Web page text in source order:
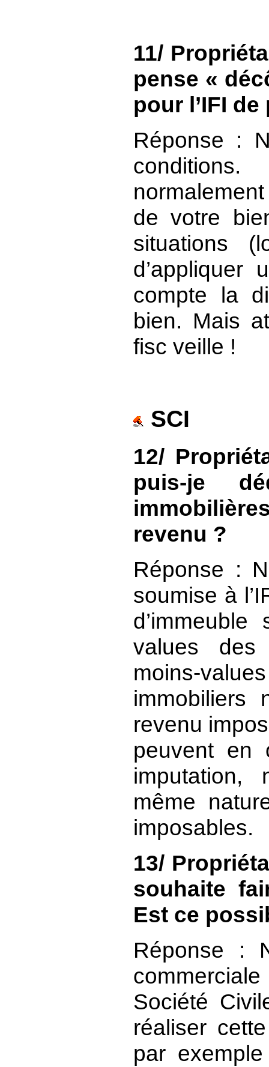
11/
pense «
pour l’IFI
Réponse :
de votre
situations
d’appliquer
compte la
bien. Mais
fisc veille !
SCI
12/
puis-je
revenu ?
Réponse :
soumise à
values
moins-
immobiliers
revenu
peuvent en
même
imposables.
13/
souhaite
Est ce
Réponse :
Société
réaliser
par